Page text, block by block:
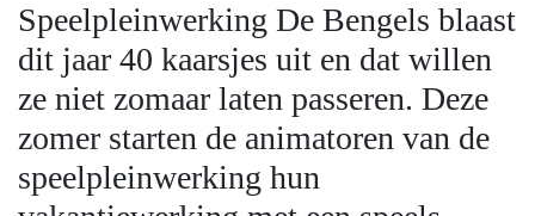
Speelpleinwerking De Bengels blaast
dit jaar 40 kaarsjes uit en dat willen
ze niet zomaar laten passeren. Deze
zomer starten de animatoren van de
speelpleinwerking hun